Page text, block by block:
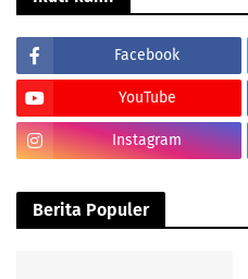
Facebook
YouTube
Instagram
Berita Populer